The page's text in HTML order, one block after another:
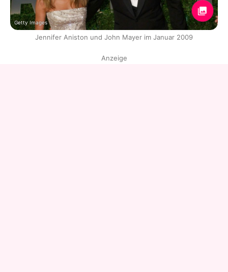
Getty Images
Jennifer Aniston und John Mayer im Januar 2009
Anzeige